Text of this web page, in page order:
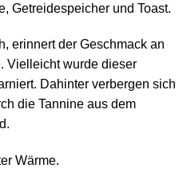
Getreidespeicher und Toast.
erinnert der Geschmack an
Vielleicht wurde dieser
Dahinter verbergen sich
die Tannine aus dem
Wärme.